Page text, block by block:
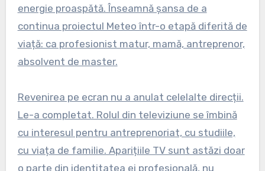
energie proaspătă. Înseamnă șansa de a
continua proiectul Meteo într-o etapă diferită de
viață: ca profesionist matur, mamă, antreprenor,
absolvent de master.
Revenirea pe ecran nu a anulat celelalte direcții.
Le-a completat. Rolul din televiziune se îmbină
cu interesul pentru antreprenoriat, cu studiile,
cu viața de familie. Aparițiile TV sunt astăzi doar
o parte din identitatea ei profesională, nu